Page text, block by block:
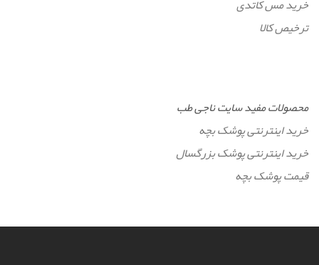
خرید مس کاتدی
ترخیص کالا
محصولات مفید سایت ناجی طب
خرید اینترنتی پوشک بچه
خرید اینترنتی پوشک بزرگسال
قیمت پوشک بچه